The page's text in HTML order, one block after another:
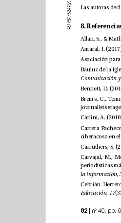
2
3
8
6
-
3
9
7
8
la información ,
Educación 17